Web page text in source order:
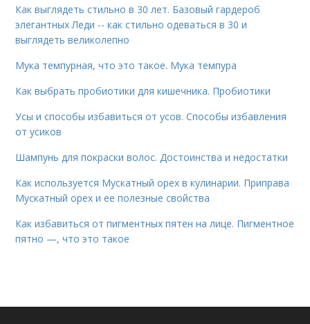
Как выглядеть стильно в 30 лет. Базовый гардероб
элегантных Леди -- как стильно одеваться в 30 и
выглядеть великолепно
Мука темпурная, что это такое. Мука темпура
Как выбрать пробиотики для кишечника. Пробиотики
Усы и способы избавиться от усов. Способы избавления
от усиков
Шампунь для покраски волос. Достоинства и недостатки
Как используется Мускатный орех в кулинарии. Приправа
Мускатный орех и ее полезные свойства
Как избавиться от пигментных пятен на лице. Пигментное
пятно —, что это такое